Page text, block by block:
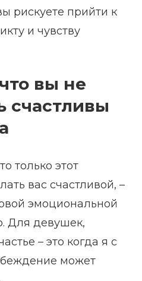
рискуете прийти к
и чувству
вы не
счастливы
только этот
вас счастливой, –
эмоциональной
Для девушек,
– это когда я с
может